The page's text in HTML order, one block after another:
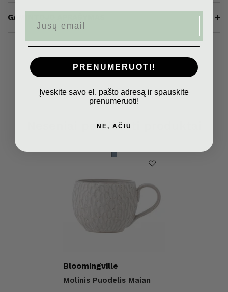
GAMINTOJO APRAŠYMAS
Neseniai peržiūrėti produktai
Pardavėjas:
Bloomingville
Molinis Puodelis Maian
PRENUMERUOTI!
Įveskite savo el. pašto adresą ir spauskite
prenumeruoti!
NE, AČIŪ